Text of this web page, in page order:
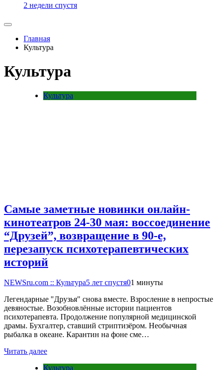
2 недели спустя
Главная
Культура
Культура
Культура
Самые заметные новинки онлайн-
кинотеатров 24-30 мая: воссоединение
“Друзей”, возвращение в 90-е,
перезапуск психотерапевтических
историй
NEWSru.com :: Культура5 лет спустя01 минуты
Легендарные "Друзья" снова вместе. Взросление в непростые
девяностые. Возобновлённые истории пациентов
психотерапевта. Продолжение популярной медицинской
драмы. Бухгалтер, ставший стриптизёром. Необычная
рыбалка в океане. Карантин на фоне сме…
Читать далее
Культура